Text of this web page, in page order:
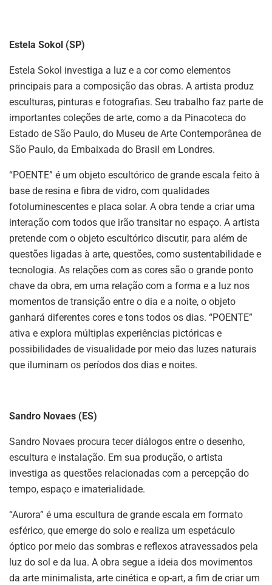
Estela Sokol (SP)
Estela Sokol investiga a luz e a cor como elementos
principais para a composição das obras. A artista produz
esculturas, pinturas e fotografias. Seu trabalho faz parte de
importantes coleções de arte, como a da Pinacoteca do
Estado de São Paulo, do Museu de Arte Contemporânea de
São Paulo, da Embaixada do Brasil em Londres.
“POENTE” é um objeto escultórico de grande escala feito à
base de resina e fibra de vidro, com qualidades
fotoluminescentes e placa solar. A obra tende a criar uma
interação com todos que irão transitar no espaço. A artista
pretende com o objeto escultórico discutir, para além de
questões ligadas à arte, questões, como sustentabilidade e
tecnologia. As relações com as cores são o grande ponto
chave da obra, em uma relação com a forma e a luz nos
momentos de transição entre o dia e a noite, o objeto
ganhará diferentes cores e tons todos os dias. “POENTE”
ativa e explora múltiplas experiências pictóricas e
possibilidades de visualidade por meio das luzes naturais
que iluminam os períodos dos dias e noites.
Sandro Novaes (ES)
Sandro Novaes procura tecer diálogos entre o desenho,
escultura e instalação. Em sua produção, o artista
investiga as questões relacionadas com a percepção do
tempo, espaço e imaterialidade.
“Aurora” é uma escultura de grande escala em formato
esférico, que emerge do solo e realiza um espetáculo
óptico por meio das sombras e reflexos atravessados pela
luz do sol e da lua. A obra segue a ideia dos movimentos
da arte minimalista, arte cinética e op-art, a fim de criar um